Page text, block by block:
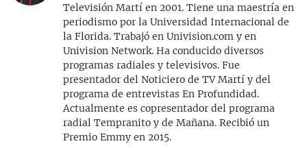
Televisión Martí en 2001. Tiene una maestría en
periodismo por la Universidad Internacional de
la Florida. Trabajó en Univision.com y en
Univision Network. Ha conducido diversos
programas radiales y televisivos. Fue
presentador del Noticiero de TV Martí y del
programa de entrevistas En Profundidad.
Actualmente es copresentador del programa
radial Tempranito y de Mañana. Recibió un
Premio Emmy en 2015.